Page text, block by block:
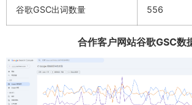
谷歌GSC出词数量 556
合作客户网站谷歌GSC数